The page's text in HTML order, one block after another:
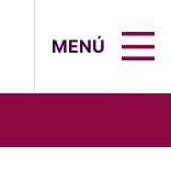
MENÚ